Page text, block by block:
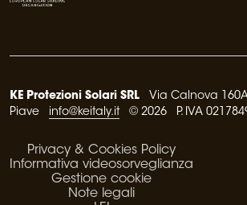
KE Protezioni Solari SRL Via Calnova
Piave info@keitaly.it© 2026 P. IVA
Privacy & Cookies Policy
Informativa videosorveglianza
Gestione cookie
Note legali